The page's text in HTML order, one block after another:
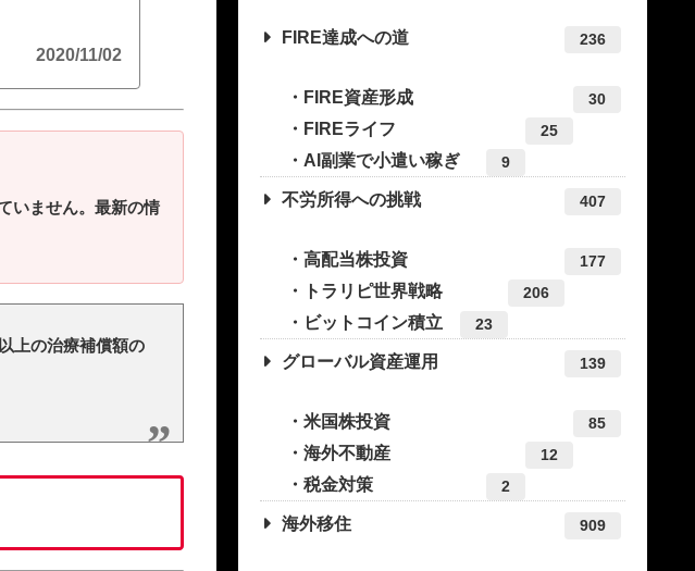
2020/11/02
いません。最新の情
上の治療補償額の
FIRE達成への道 236
FIRE資産形成 30
FIREライフ 25
AI副業で小遣い稼ぎ 9
不労所得への挑戦 407
高配当株投資 177
トラリピ世界戦略 206
ビットコイン積立 23
グローバル資産運用 139
米国株投資 85
海外不動産 12
税金対策 2
海外移住 909